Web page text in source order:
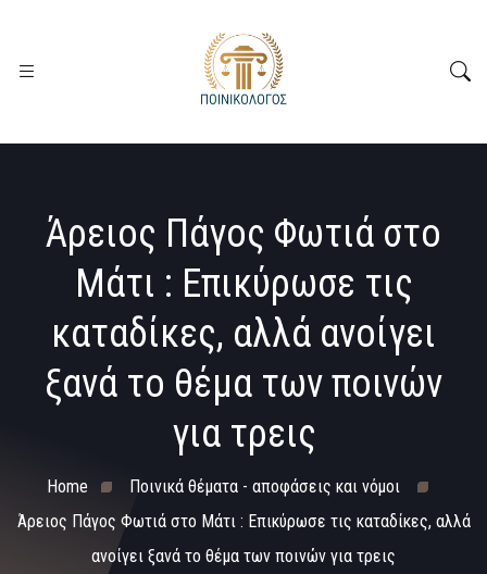
Άρειος Πάγος Φωτιά στο
Μάτι : Επικύρωσε τις
καταδίκες, αλλά ανοίγει
ξανά το θέμα των ποινών
για τρεις
Home
Ποινικά θέματα - αποφάσεις και νόμοι
Άρειος Πάγος Φωτιά στο Μάτι : Επικύρωσε τις καταδίκες, αλλά
ανοίγει ξανά το θέμα των ποινών για τρεις